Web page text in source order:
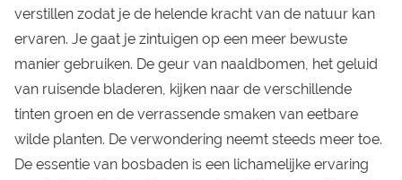
verstillen zodat je de helende kracht van de natuur kan
ervaren. Je gaat je zintuigen op een meer bewuste
manier gebruiken. De geur van naaldbomen, het geluid
van ruisende bladeren, kijken naar de verschillende
tinten groen en de verrassende smaken van eetbare
wilde planten. De verwondering neemt steeds meer toe.
De essentie van bosbaden is een lichamelijke ervaring